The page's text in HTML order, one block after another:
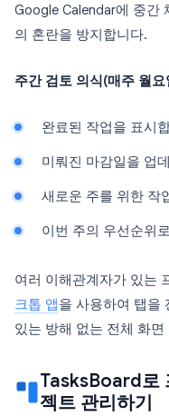
Google Calendar에 중간
의 혼란을 방지합니다.
주간 검토 의식(매주 월요
완료된 작업을 표시
미뤄진 마감일을 업
새로운 주를 위한 작
이번 주의 우선순위
여러 이해관계자가 있는
크톱 앱을 사용하여 탭을
있는 방해 없는 전체 화
TasksBoard로
젝트 관리하기